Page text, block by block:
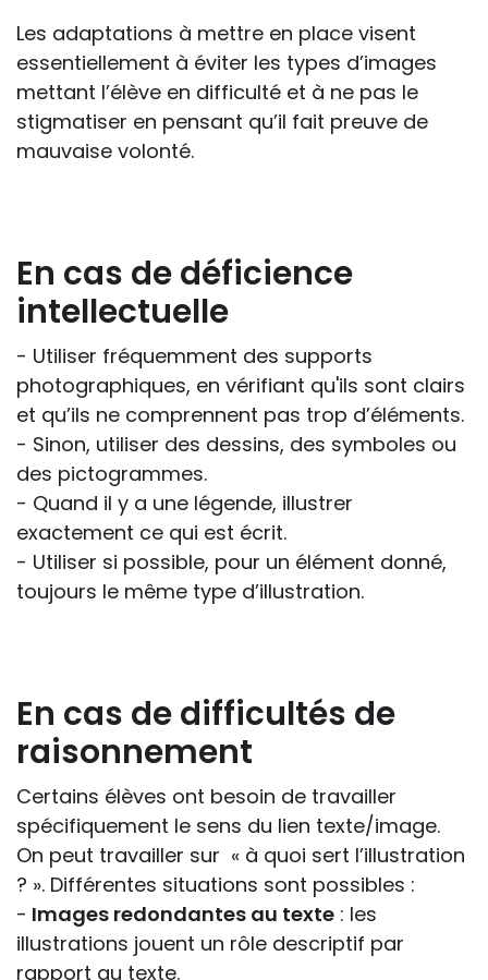
Les adaptations à mettre en place visent
essentiellement à éviter les types d’images
mettant l’élève en difficulté et à ne pas le
stigmatiser en pensant qu’il fait preuve de
mauvaise volonté.
En cas de déficience
intellectuelle
- Utiliser fréquemment des supports
photographiques, en vérifiant qu'ils sont clairs
et qu’ils ne comprennent pas trop d’éléments.
- Sinon, utiliser des dessins, des symboles ou
des pictogrammes.
- Quand il y a une légende, illustrer
exactement ce qui est écrit.
- Utiliser si possible, pour un élément donné,
toujours le même type d’illustration.
En cas de difficultés de
raisonnement
Certains élèves ont besoin de travailler
spécifiquement le sens du lien texte/image.
On peut travailler sur « à quoi sert l’illustration
? ». Différentes situations sont possibles :
- Images redondantes au texte : les
illustrations jouent un rôle descriptif par
rapport au texte.